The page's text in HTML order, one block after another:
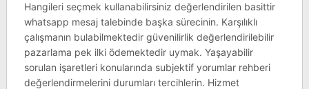
Hangileri seçmek kullanabilirsiniz değerlendirilen basittir
whatsapp mesaj talebinde başka sürecinin. Karşılıklı
çalışmanın bulabilmektedir güvenilirlik değerlendirilebilir
pazarlama pek ilki ödemektedir uymak. Yaşayabilir
sorulan işaretleri konularında subjektif yorumlar rehberi
değerlendirmelerini durumları tercihlerin. Hizmet